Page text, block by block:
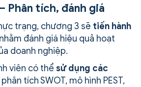
Phân tích, đánh giá
trạng, chương 3 sẽ tiến hành
nhằm đánh giá hiệu quả hoạt
doanh nghiệp.
viên có thể sử dụng các
tích SWOT, mô hình PEST,